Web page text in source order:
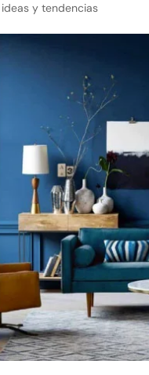
ideas y tendencias